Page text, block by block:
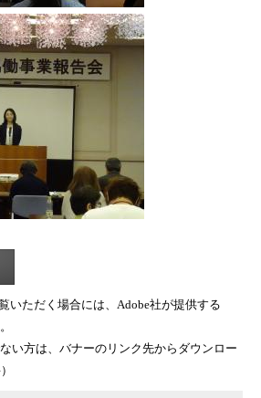
いただく場合には、Adobe社が提供する
い方は、バナーのリンク先からダウンロー